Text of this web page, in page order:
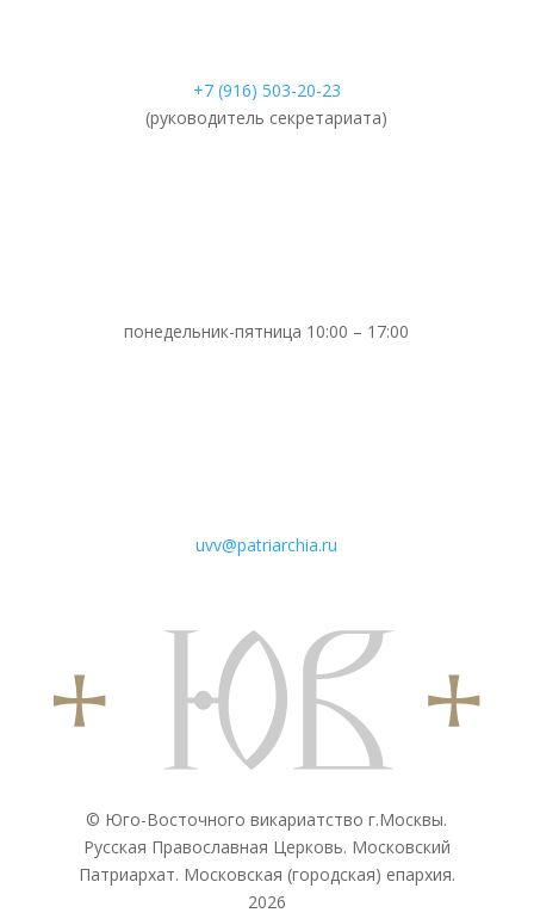
+7 (916) 503-20-23
(руководитель секретариата)
понедельник-пятница 10:00 – 17:00
uvv@patriarchia.ru
© Юго-Восточного викариатствo г.Москвы.
Русская Православная Церковь. Московский
Патриархат. Московская (городская) епархия.
2026